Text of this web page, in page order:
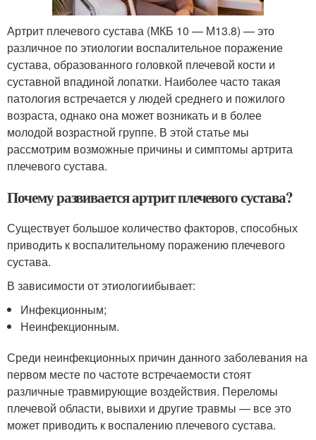
Артрит плечевого сустава (МКБ 10 — М13.8) — это
различное по этиологии воспалительное поражение
сустава, образованного головкой плечевой кости и
суставной впадиной лопатки. Наиболее часто такая
патология встречается у людей среднего и пожилого
возраста, однако она может возникать и в более
молодой возрастной группе. В этой статье мы
рассмотрим возможные причины и симптомы артрита
плечевого сустава.
Почему развивается артрит плечевого сустава?
Существует большое количество факторов, способных
приводить к воспалительному поражению плечевого
сустава.
В зависимости от этиологиибывает:
Инфекционным;
Неинфекционным.
Среди неинфекционных причин данного заболевания на
первом месте по частоте встречаемости стоят
различные травмирующие воздействия. Переломы
плечевой области, вывихи и другие травмы — все это
может приводить к воспалению плечевого сустава.